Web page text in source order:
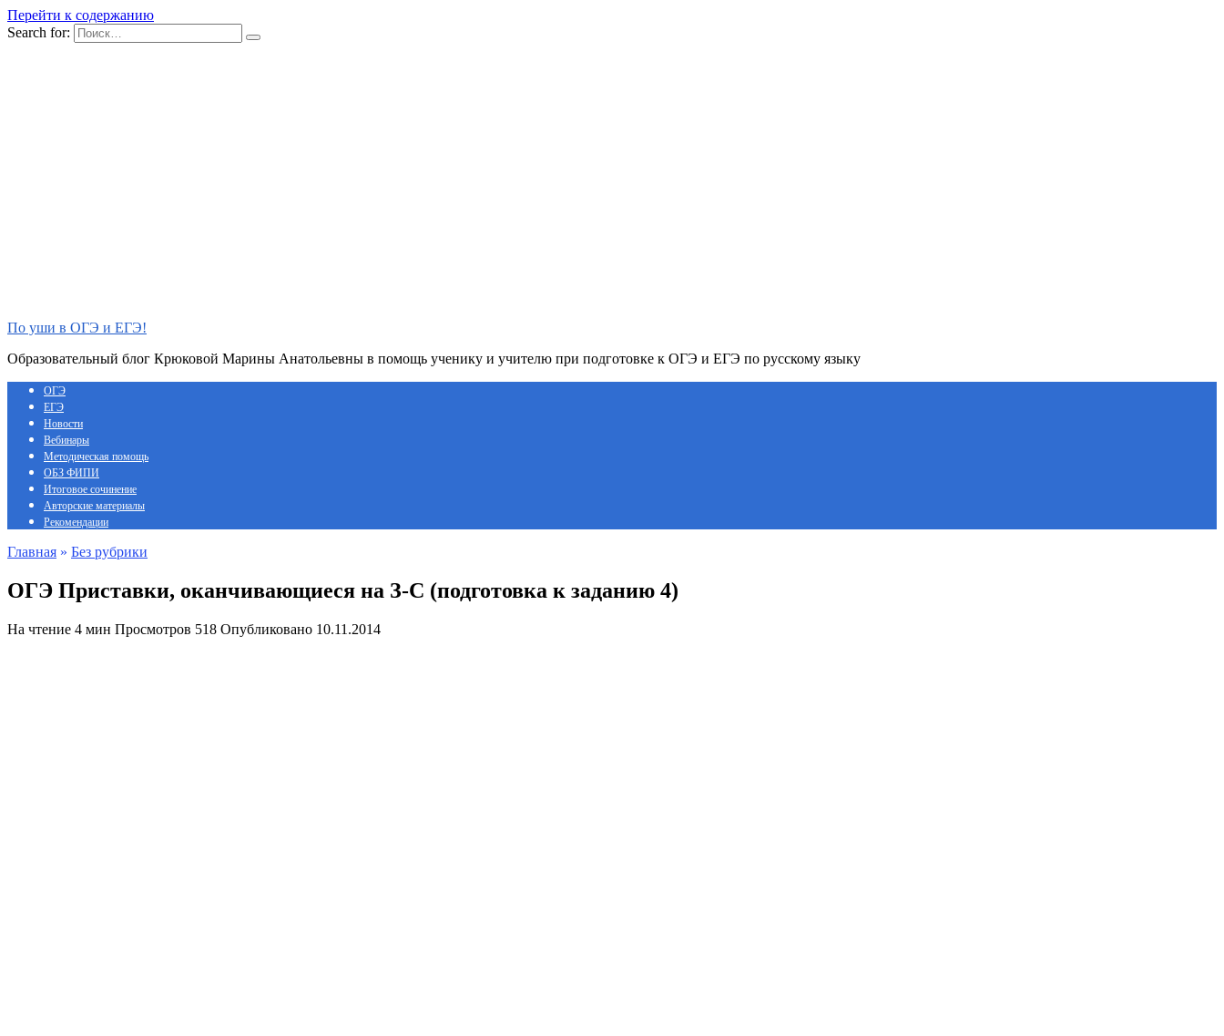
Перейти к содержанию
Search for:
По уши в ОГЭ и ЕГЭ!
Образовательный блог Крюковой Марины Анатольевны в помощь ученику и учителю при подготовке к ОГЭ и ЕГЭ по русскому языку
ОГЭ
ЕГЭ
Новости
Вебинары
Методическая помощь
ОБЗ ФИПИ
Итоговое сочинение
Авторские материалы
Рекомендации
Главная » Без рубрики
ОГЭ Приставки, оканчивающиеся на З-С (подготовка к заданию 4)
На чтение 4 мин Просмотров 518 Опубликовано 10.11.2014